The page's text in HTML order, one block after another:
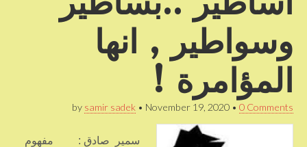
وسواطير , انها
المؤامرة !
by samir sadek • November 19, 2020 • 0 Comments
سمير صادق : مفهوم